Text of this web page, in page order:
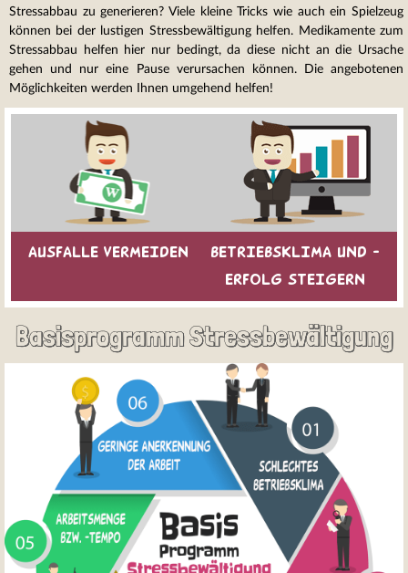
Stressabbau zu generieren? Viele kleine Tricks wie auch ein Spielzeug
können bei der lustigen Stressbewältigung helfen. Medikamente zum
Stressabbau helfen hier nur bedingt, da diese nicht an die Ursache
gehen und nur eine Pause verursachen können. Die angebotenen
Möglichkeiten werden Ihnen umgehend helfen!
AUSFALLE VERMEIDEN
BETRIEBSKLIMA UND -
ERFOLG STEIGERN
Basisprogramm Stressbewältigung